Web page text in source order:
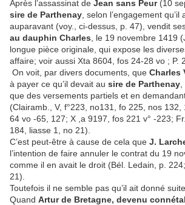
Après l’assassinat de Jean sans Peur(10
sire de Parthenay , selon l’engagement
auparavant (voy., ci-dessus, p. 47), vendit
au dauphin Charles , le 19 novembre 1419
longue pièce originale, qui expose les
affaire; voir aussi Xta 8604, fos 24-28 vo ; P.
On voit, par divers documents, que Charles
à payer ce qu’il devait au sire de Parthenay
que des versements partiels et en
(Clairamb., V, f°223, no131, fo 225, nos 132,
64 vo -65, 127; X ,a 9197, fos 221 v° -223;
184, liasse 1, no 21).
C’est peut-être à cause de cela que J.
l’intention de faire annuler le contrat du 19
comme il en avait le droit (Bél. Ledain, p.
21).
Toutefois il ne semble pas qu’il ait donné
Quand Artur de Bretagne, devenu